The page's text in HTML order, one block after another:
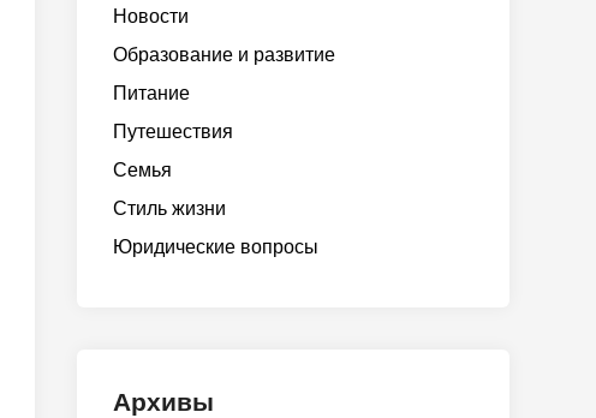
Новости
Образование и развитие
Питание
Путешествия
Семья
Стиль жизни
Юридические вопросы
Архивы